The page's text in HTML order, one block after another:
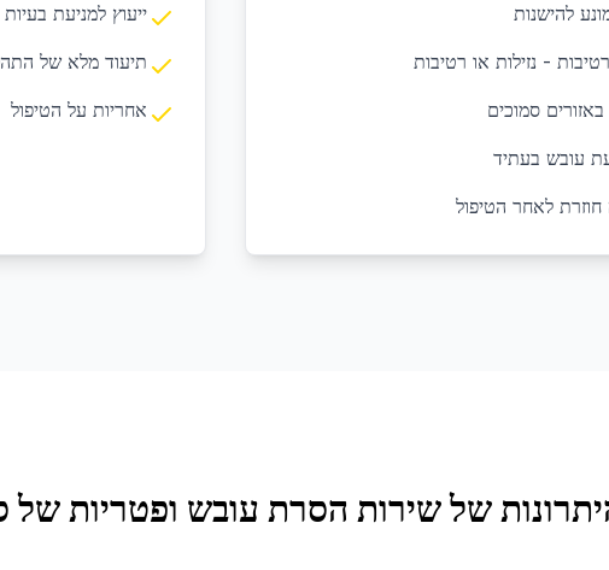
להישנות
- נזילות או רטיבות
סמוכים
עובש בעתיד
לאחר הטיפול
ייעוץ למניעת
תיעוד מלא של
אחריות על הטיפול
של שירות הסרת עובש ופטריות של